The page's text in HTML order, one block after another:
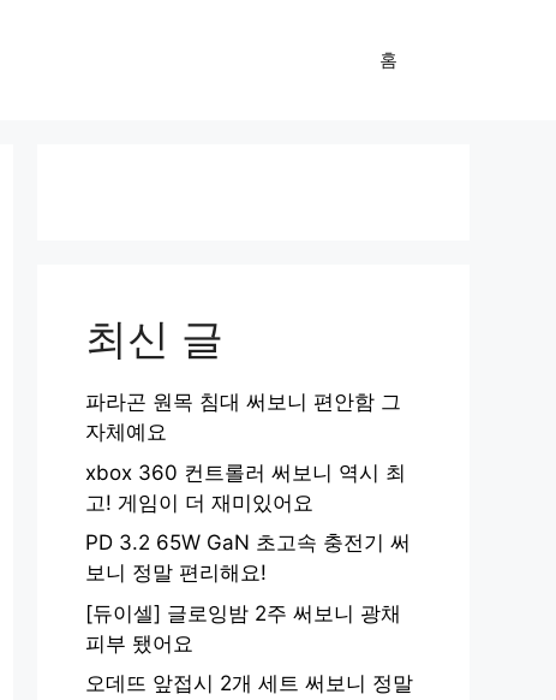
홈
최신 글
파라곤 원목 침대 써보니 편안함 그
자체예요
xbox 360 컨트롤러 써보니 역시 최
고! 게임이 더 재미있어요
PD 3.2 65W GaN 초고속 충전기 써
보니 정말 편리해요!
[듀이셀] 글로잉밤 2주 써보니 광채
피부 됐어요
오데뜨 앞접시 2개 세트 써보니 정말